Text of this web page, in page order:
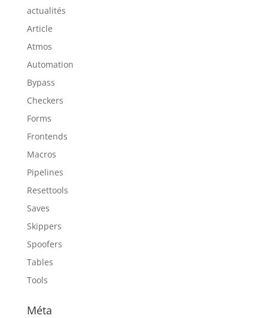
actualités
Article
Atmos
Automation
Bypass
Checkers
Forms
Frontends
Macros
Pipelines
Resettools
Saves
Skippers
Spoofers
Tables
Tools
Méta